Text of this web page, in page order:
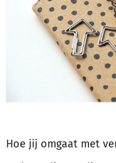
Hoe jij omgaat met